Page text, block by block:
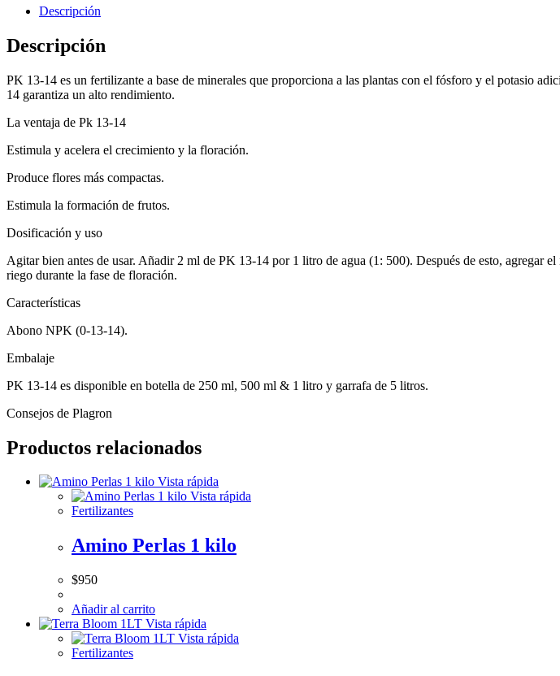
cantidad
Descripción
Descripción
PK 13-14 es un fertilizante a base de minerales que proporciona a las plantas con el fósforo y el potasio
14 garantiza un alto rendimiento.
La ventaja de Pk 13-14
Estimula y acelera el crecimiento y la floración.
Produce flores más compactas.
Estimula la formación de frutos.
Dosificación y uso
Agitar bien antes de usar. Añadir 2 ml de PK 13-14 por 1 litro de agua (1: 500). Después de esto, agregar
riego durante la fase de floración.
Características
Abono NPK (0-13-14).
Embalaje
PK 13-14 es disponible en botella de 250 ml, 500 ml & 1 litro y garrafa de 5 litros.
Consejos de Plagron
Productos relacionados
Vista rápida
Vista rápida
Fertilizantes
Amino Perlas 1 kilo
$950
Añadir al carrito
Vista rápida
Vista rápida
Fertilizantes